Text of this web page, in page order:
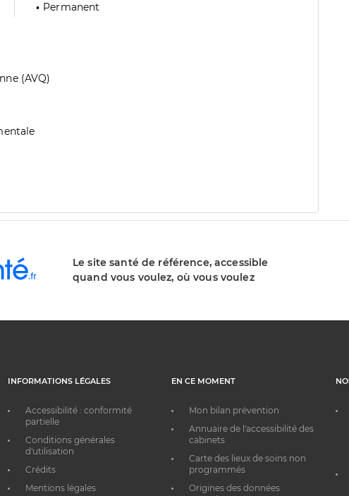
Permanent
(AVQ)
Le site santé de référence, accessible
quand vous voulez, où vous voulez
INFORMATIONS LÉGALES
Accessibilité : conformité
partielle
Conditions générales
d'utilisation
Crédits
Mentions légales
EN CE MOMENT
Mon bilan prévention
Annuaire de l'accessibilité des
cabinets
Carte des lieux de soins non
programmés
Origines des données